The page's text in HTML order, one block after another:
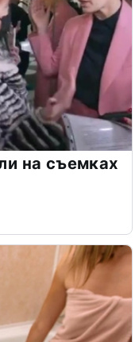
на съемках